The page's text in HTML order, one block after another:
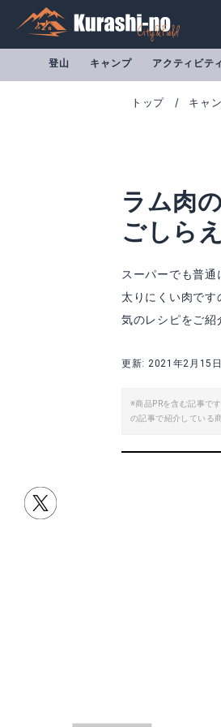
登山 キャンプ アクティビティ
トップ キャ
ラム肉
ごしら
スーパーでも普
太りにくい肉で
気のレシピをご紹
更新: 2021年2月15日
※商品PRを含む記事で
の記事で紹介している